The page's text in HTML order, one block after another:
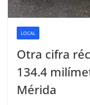
LOCAL
Otra cifra
134.4
Mérida